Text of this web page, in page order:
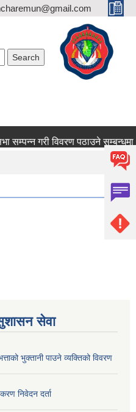
गरी विवरण पठाउने सम्बन्धमा ।
सेवा
भुक्तानी पाउने व्यक्तिको विवरण
निवेदन दर्ता